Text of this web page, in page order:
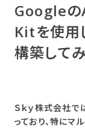
Google
Kitを​使用
構築して
Ｓｋｙ株式会社
っており、特にマ